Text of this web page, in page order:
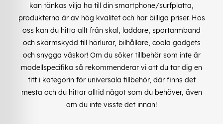
kan tänkas vilja ha till din smartphone/surfplatta,
produkterna är av hög kvalitet och har billiga priser. Hos
oss kan du hitta allt från skal, laddare, sportarmband
och skärmskydd till hörlurar, bilhållare, coola gadgets
och snygga väskor! Om du söker tillbehör som inte är
modellspecifika så rekommenderar vi att du tar dig en
titt i kategorin för universala tillbehör, där finns det
mesta och du hittar alltid något som du behöver, även
om du inte visste det innan!